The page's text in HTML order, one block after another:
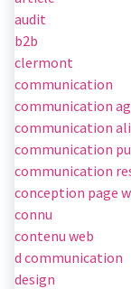
audit
b2b
clermont
communication
communication
communication
communication
communication
conception page
connu
contenu web
d communication
design